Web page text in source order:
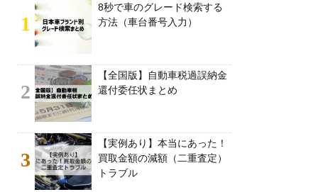
1
8秒で車のグレード検索する
方法（車台番号入力）
2
【全国版】自動車税過誤納金
還付委任状まとめ
3
【実例あり】本当にあった！
買取金額の減額（二重査定）
トラブル